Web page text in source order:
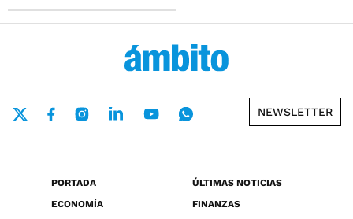
NEWSLETTER
PORTADA
ÚLTIMAS NOTICIAS
ECONOMÍA
FINANZAS